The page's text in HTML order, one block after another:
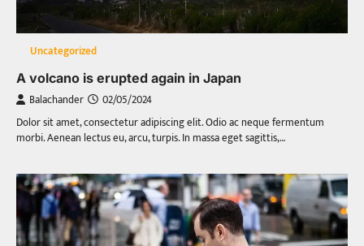
Uncategorized
A volcano is erupted again in Japan
Balachander 02/05/2024
Dolor sit amet, consectetur adipiscing elit. Odio ac neque fermentum
morbi. Aenean lectus eu, arcu, turpis. In massa eget sagittis,…